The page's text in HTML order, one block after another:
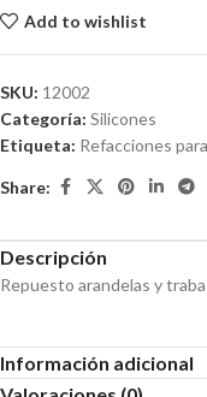
Add to wishlist
SKU: 12002
Categoría: Silicones
Etiqueta: Refacciones
Share:
Descripción
Repuesto arandelas y
Información adicional